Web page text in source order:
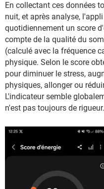
En collectant ces données
nuit, et après analyse,
quotidiennement un score
compte de la qualité du
(calculé avec la fréquence
physique. Selon le score
pour diminuer le stress,
physiques, allonger ou
L'indicateur semble
n'est pas toujours de rigueur.